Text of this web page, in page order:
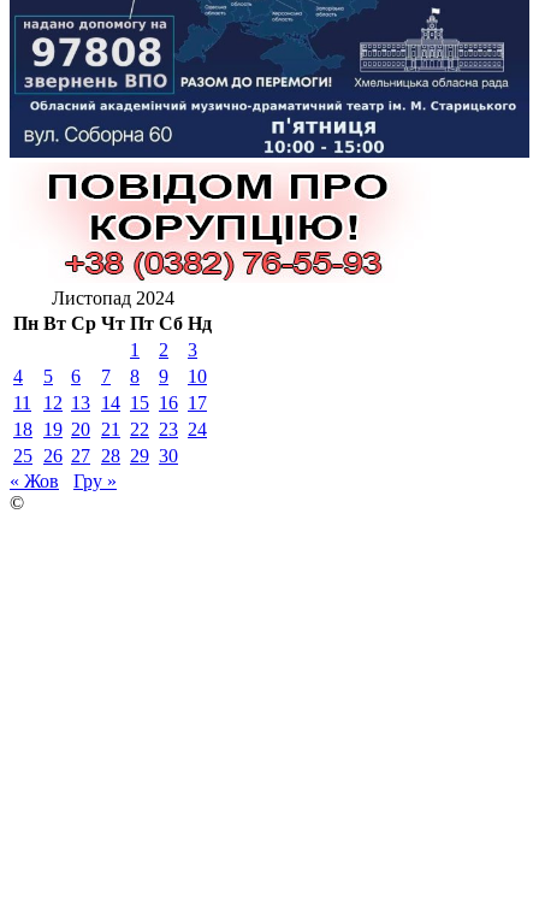
Листопад 2024
Пн Вт Ср Чт Пт Сб Нд
1
2
3
4
5 6 7 8 9
10
11
12 13 14 15 16 17
18 19 20 21 22 23 24
25 26 27 28 29 30
« Жов
Гру »
©